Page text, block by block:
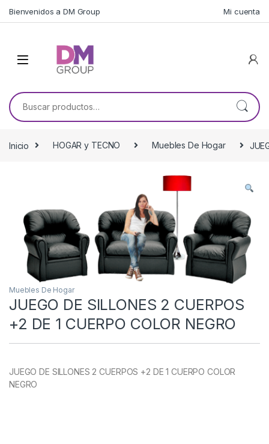
Bienvenidos a DM Group Mi cuenta
Buscar por:
Inicio HOGAR y TECNO Muebles De Hogar
Muebles De Hogar
JUEGO DE SILLONES 2 CUERPOS
+2 DE 1 CUERPO COLOR NEGRO
JUEGO DE SILLONES 2 CUERPOS +2 DE 1 CUERPO COLOR
NEGRO